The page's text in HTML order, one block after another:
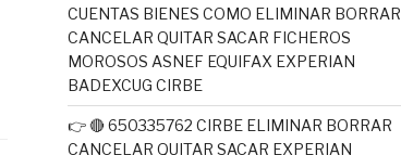
CUENTAS BIENES COMO ELIMINAR BORRAR
CANCELAR QUITAR SACAR FICHEROS
MOROSOS ASNEF EQUIFAX EXPERIAN
BADEXCUG CIRBE
👉 🔴 650335762 CIRBE ELIMINAR BORRAR
CANCELAR QUITAR SACAR EXPERIAN